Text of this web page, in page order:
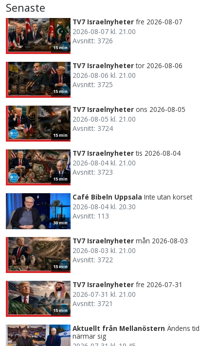
Senaste
15 min
TV7 Israelnyheter fre 2026-08-07
2026-08-07 kl. 21.00
Avsnitt: 3726
15 min
TV7 Israelnyheter tor 2026-08-06
2026-08-06 kl. 21.00
Avsnitt: 3725
15 min
TV7 Israelnyheter ons 2026-08-05
2026-08-05 kl. 21.00
Avsnitt: 3724
15 min
TV7 Israelnyheter tis 2026-08-04
2026-08-04 kl. 21.00
Avsnitt: 3723
30 min
Café Bibeln Uppsala Inte utan korset
2026-08-04 kl. 20.30
Avsnitt: 113
15 min
TV7 Israelnyheter mån 2026-08-03
2026-08-03 kl. 21.00
Avsnitt: 3722
15 min
TV7 Israelnyheter fre 2026-07-31
2026-07-31 kl. 21.00
Avsnitt: 3721
Aktuellt från Mellanöstern Ändens tid
närmar sig